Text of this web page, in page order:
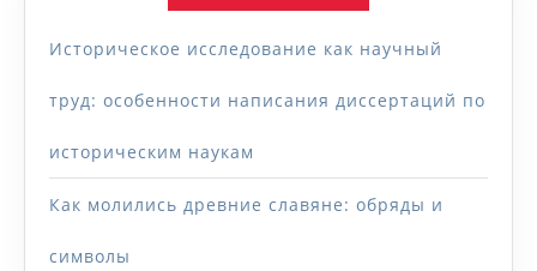
Историческое исследование как научный
труд: особенности написания диссертаций по
историческим наукам
Как молились древние славяне: обряды и
символы